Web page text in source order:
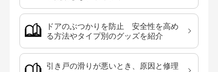
ドアのぶつかりを防止 安全性を高め
る方法やタイプ別のグッズを紹介
引き戸の滑りが悪いとき、原因と修理